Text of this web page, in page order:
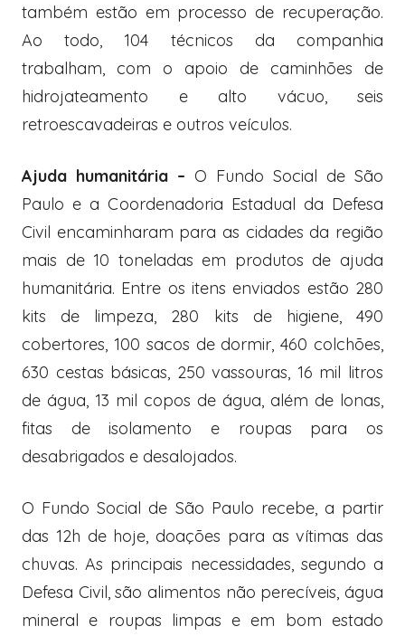
também estão em processo de recuperação.
Ao todo, 104 técnicos da companhia
trabalham, com o apoio de caminhões de
hidrojateamento e alto vácuo, seis
retroescavadeiras e outros veículos.
Ajuda humanitária – O Fundo Social de São
Paulo e a Coordenadoria Estadual da Defesa
Civil encaminharam para as cidades da região
mais de 10 toneladas em produtos de ajuda
humanitária. Entre os itens enviados estão 280
kits de limpeza, 280 kits de higiene, 490
cobertores, 100 sacos de dormir, 460 colchões,
630 cestas básicas, 250 vassouras, 16 mil litros
de água, 13 mil copos de água, além de lonas,
fitas de isolamento e roupas para os
desabrigados e desalojados.
O Fundo Social de São Paulo recebe, a partir
das 12h de hoje, doações para as vítimas das
chuvas. As principais necessidades, segundo a
Defesa Civil, são alimentos não perecíveis, água
mineral e roupas limpas e em bom estado